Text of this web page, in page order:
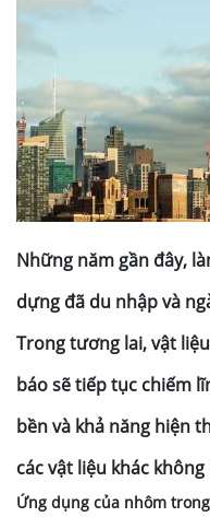
Những năm gần đây,
dựng đã du nhập và
Trong tương lai, vật
báo sẽ tiếp tục chiếm
bền và khả năng hiện
các vật liệu khác
Ứng dụng của nhôm